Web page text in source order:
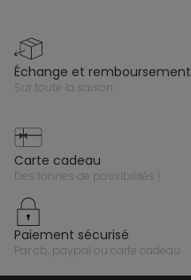
échange et remboursement
sur toute la saison
carte cadeau
des tonnes de possibilités !
paiement sécurisé
par cb, paypal ou carte cadeau